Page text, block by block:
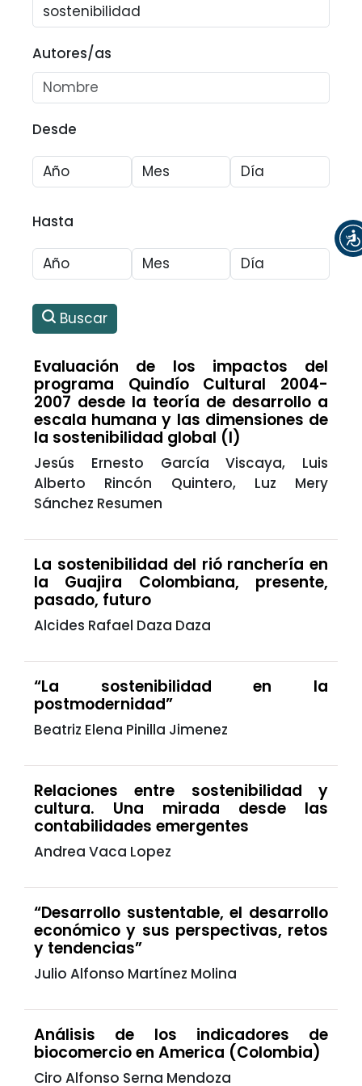
Autores/as
Desde
Hasta
Buscar
Evaluación de los impactos del
programa Quindío Cultural 2004-
2007 desde la teoría de desarrollo a
escala humana y las dimensiones de
la sostenibilidad global (I)
Jesús Ernesto García Viscaya, Luis
Alberto Rincón Quintero, Luz Mery
Sánchez Resumen
La sostenibilidad del rió ranchería en
la Guajira Colombiana, presente,
pasado, futuro
Alcides Rafael Daza Daza
“La sostenibilidad en la
postmodernidad”
Beatriz Elena Pinilla Jimenez
Relaciones entre sostenibilidad y
cultura. Una mirada desde las
contabilidades emergentes
Andrea Vaca Lopez
“Desarrollo sustentable, el desarrollo
económico y sus perspectivas, retos
y tendencias”
Julio Alfonso Martínez Molina
Análisis de los indicadores de
biocomercio en America (Colombia)
Ciro Alfonso Serna Mendoza